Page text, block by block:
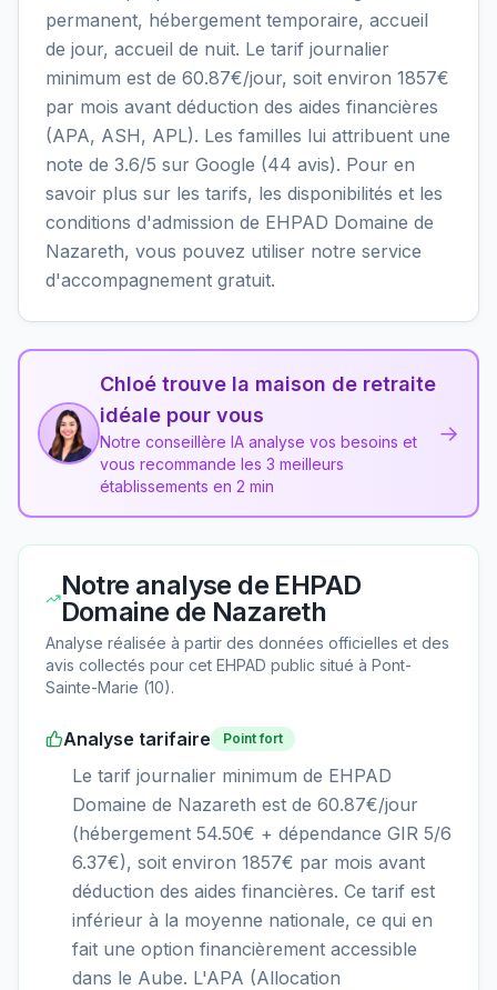
permanent, hébergement temporaire, accueil
de jour, accueil de nuit. Le tarif journalier
minimum est de 60.87€/jour, soit environ 1857€
par mois avant déduction des aides financières
(APA, ASH, APL). Les familles lui attribuent une
note de 3.6/5 sur Google (44 avis). Pour en
savoir plus sur les tarifs, les disponibilités et les
conditions d'admission de EHPAD Domaine de
Nazareth, vous pouvez utiliser notre service
d'accompagnement gratuit.
Chloé trouve la maison de retraite
idéale pour vous
Notre conseillère IA analyse vos besoins et
vous recommande les 3 meilleurs
établissements en 2 min
→
Notre analyse de EHPAD
Domaine de Nazareth
Analyse réalisée à partir des données officielles et des
avis collectés pour cet EHPAD public situé à Pont-
Sainte-Marie (10).
Analyse tarifaire Point fort
Le tarif journalier minimum de EHPAD
Domaine de Nazareth est de 60.87€/jour
(hébergement 54.50€ + dépendance GIR 5/6
6.37€), soit environ 1857€ par mois avant
déduction des aides financières. Ce tarif est
inférieur à la moyenne nationale, ce qui en
fait une option financièrement accessible
dans le Aube. L'APA (Allocation